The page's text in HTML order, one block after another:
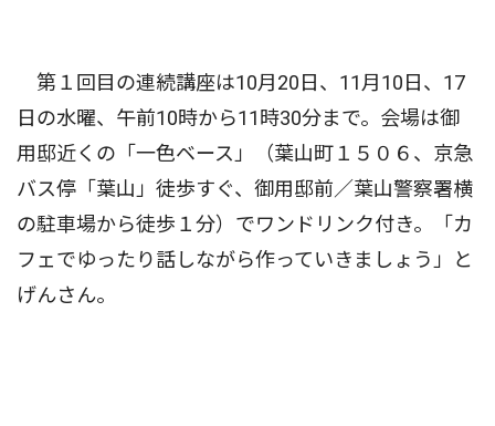
第１回目の連続講座は10月20日、11月10日、17
日の水曜、午前10時から11時30分まで。会場は御
用邸近くの「一色ベース」（葉山町１５０６、京急
バス停「葉山」徒歩すぐ、御用邸前／葉山警察署横
の駐車場から徒歩１分）でワンドリンク付き。「カ
フェでゆったり話しながら作っていきましょう」と
げんさん。